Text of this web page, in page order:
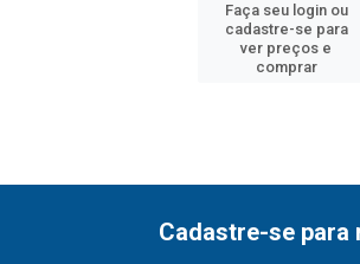
Faça seu login ou
cadastre-se para
ver preços e
comprar
Cadastre-se